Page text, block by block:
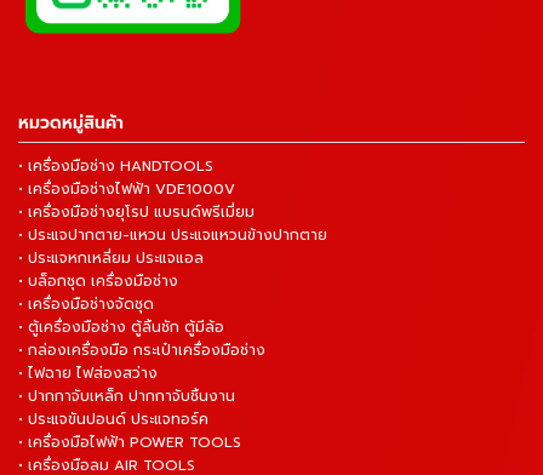
หมวดหมู่สินค้า
• เครื่องมือช่าง HANDTOOLS
• เครื่องมือช่างไฟฟ้า VDE1000V
• เครื่องมือช่างยุโรป แบรนด์พรีเมี่ยม
• ประแจปากตาย-แหวน ประแจแหวนข้างปากตาย
• ประแจหกเหลี่ยม ประแจแอล
• บล็อกชุด เครื่องมือช่าง
• เครื่องมือช่างจัดชุด
• ตู้เครื่องมือช่าง ตู้ลิ้นชัก ตู้มีล้อ
• กล่องเครื่องมือ กระเป๋าเครื่องมือช่าง
• ไฟฉาย ไฟส่องสว่าง
• ปากกาจับเหล็ก ปากกาจับชิ้นงาน
• ประแจขันปอนด์ ประแจทอร์ค
• เครื่องมือไฟฟ้า POWER TOOLS
• เครื่องมือลม AIR TOOLS